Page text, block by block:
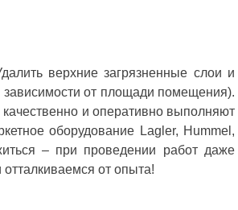
верхние загрязненные слои и
зависимости от площади помещения).
и оперативно выполняют
оборудование Lagler, Hummel,
– при проведении работ даже
от опыта!